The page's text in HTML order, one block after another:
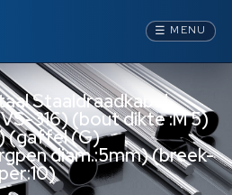
☰ MENU
Staaldraadkabel
316) (bout dikte :M 5)
(gaffel (G)
diam.:5mm) (breek-